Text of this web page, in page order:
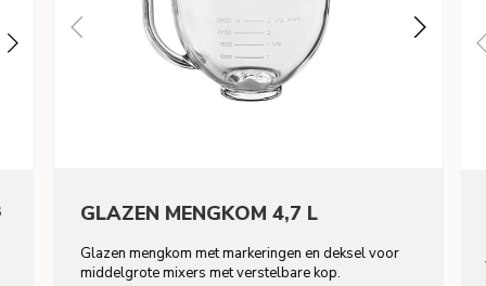
GLAZEN MENGKOM 4,7 L
Glazen mengkom met markeringen en deksel voor
middelgrote mixers met verstelbare kop.